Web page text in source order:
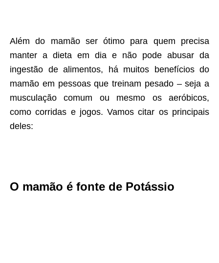
Além do mamão ser ótimo para quem precisa
manter a dieta em dia e não pode abusar da
ingestão de alimentos, há muitos benefícios do
mamão em pessoas que treinam pesado – seja a
musculação comum ou mesmo os aeróbicos,
como corridas e jogos. Vamos citar os principais
deles:
O mamão é fonte de Potássio